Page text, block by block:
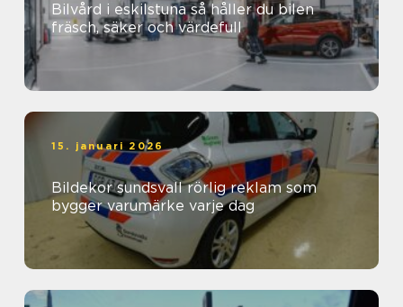
Bilvård i eskilstuna så håller du bilen
fräsch, säker och värdefull
15. januari 2026
Bildekor sundsvall rörlig reklam som
bygger varumärke varje dag